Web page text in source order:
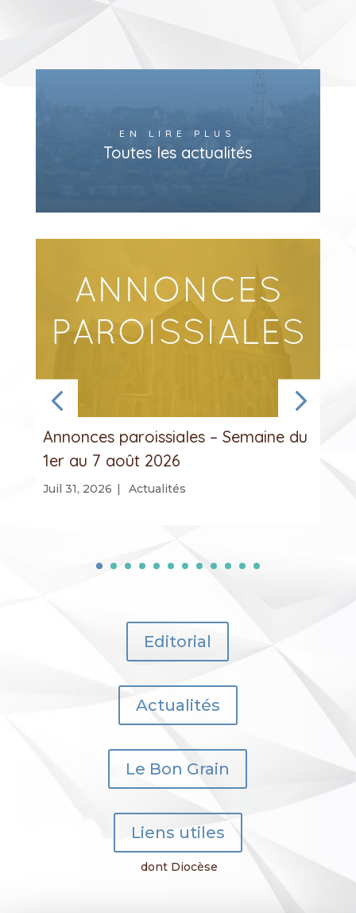
EN LIRE PLUS
Toutes les actualités
Annonces paroissiales – Semaine du
1er au 7 août 2026
Juil 31, 2026 | Actualités
Editorial
Actualités
Le Bon Grain
Liens utiles
dont Diocèse